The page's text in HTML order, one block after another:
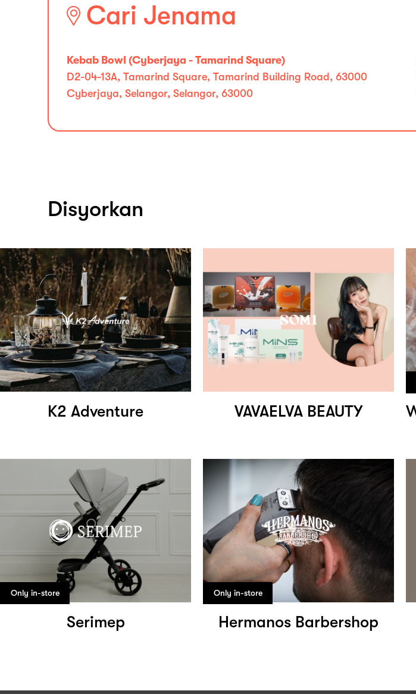
Cari Jenama
Kebab Bowl (Cyberjaya - Tamarind Square)
D2-04-13A, Tamarind Square, Tamarind Building Road, 63000
Cyberjaya, Selangor, Selangor, 63000
Disyorkan
K2 Adventure VAVAELVA BEAUTY
Only in-store
Serimep
Only in-store
Hermanos Barbershop